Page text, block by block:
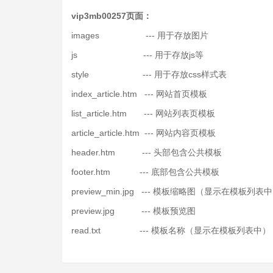
vip3mb00257页面：
images --- 用于存放图片
js --- 用于存放js等
style --- 用于存放css样式表
index_article.htm --- 网站首页模板
list_article.htm --- 网站列表页模板
article_article.htm --- 网站内容页模板
header.htm --- 头部包含公共模板
footer.htm --- 底部包含公共模板
preview_min.jpg --- 模板缩略图（显示在模板列表
preview.jpg --- 模板预览图
read.txt --- 模板名称（显示在模板列表中）